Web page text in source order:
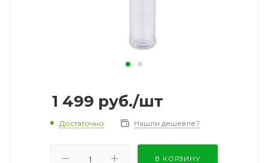
1 499 руб./шт
Достаточно Нашли дешевле?
В КОРЗИНУ